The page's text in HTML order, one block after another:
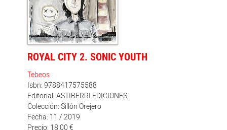
ROYAL CITY 2. SONIC YOUTH
Tebeos
Isbn: 9788417575588
Editorial: ASTIBERRI EDICIONES
Colección: Sillón Orejero
Fecha: 11 / 2019
Precio: 18.00 €